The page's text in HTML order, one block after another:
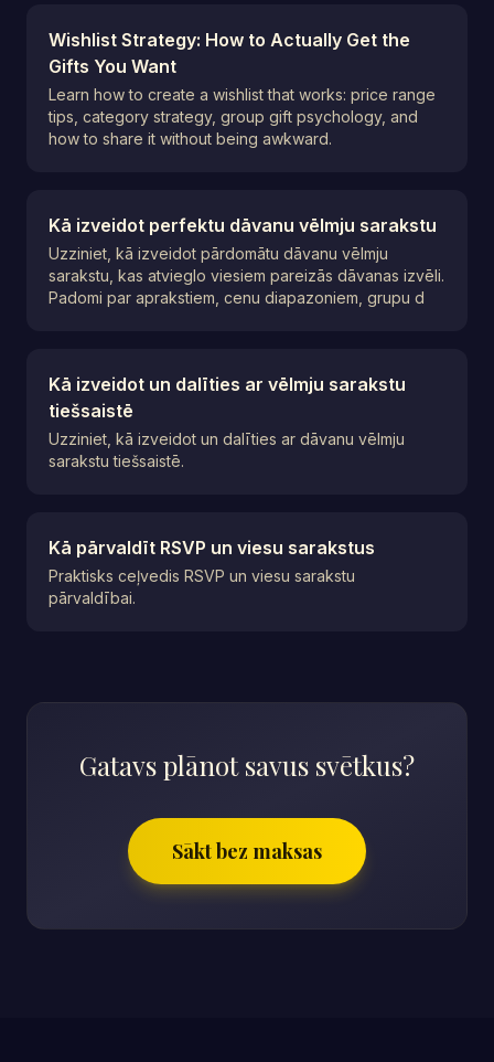
Wishlist Strategy: How to Actually Get the
Gifts You Want
Learn how to create a wishlist that works: price range
tips, category strategy, group gift psychology, and
how to share it without being awkward.
Kā izveidot perfektu dāvanu vēlmju sarakstu
Uzziniet, kā izveidot pārdomātu dāvanu vēlmju
sarakstu, kas atvieglo viesiem pareizās dāvanas izvēli.
Padomi par aprakstiem, cenu diapazoniem, grupu d
Kā izveidot un dalīties ar vēlmju sarakstu
tiešsaistē
Uzziniet, kā izveidot un dalīties ar dāvanu vēlmju
sarakstu tiešsaistē.
Kā pārvaldīt RSVP un viesu sarakstus
Praktisks ceļvedis RSVP un viesu sarakstu
pārvaldībai.
Gatavs plānot savus svētkus?
Sākt bez maksas